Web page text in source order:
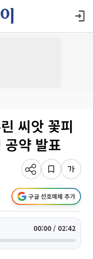
씨앗 꽃피
약 발표
구글 선호매체 추가
00:00 / 02:42